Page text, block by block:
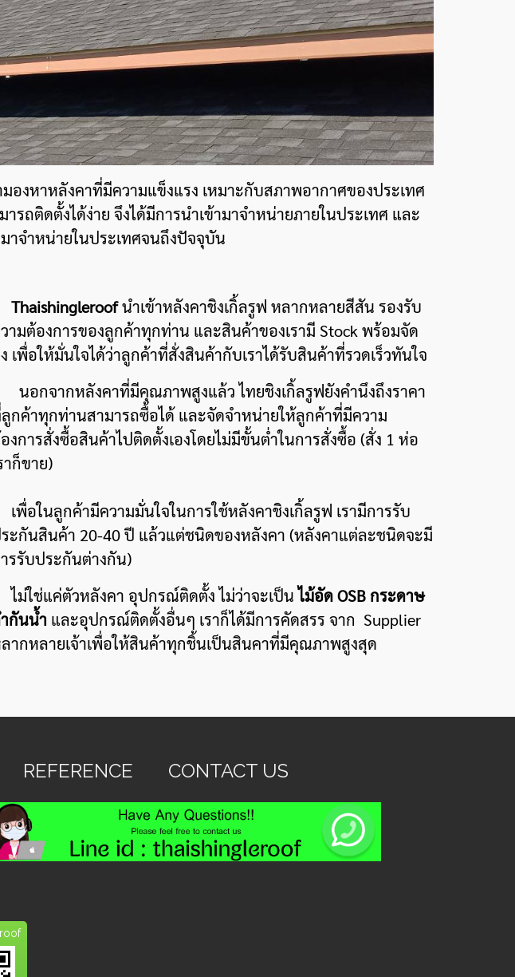
งหาหลังคาที่มีความแข็งแรง เหมาะกับสภาพอากาศของประเทศ
ถติดตั้งได้ง่าย จึงได้มีการนำเข้ามาจำหน่ายภายในประเทศ และ
าจำหน่ายในประเทศจนถึงปัจจุบัน
Thaishingleroofนำเข้าหลังคาชิงเกิ้ลรูฟ หลากหลายสีสัน รองรับ
ามต้องการของลูกค้าทุกท่าน และสินค้าของเรามี Stock พร้อมจัด
เพื่อให้มั่นใจได้ว่าลูกค้าที่สั่งสินค้ากับเราได้รับสินค้าที่รวดเร็วทันใจ
นอกจากหลังคาที่มีคุณภาพสูงแล้ว ไทยชิงเกิ้ลรูฟยังคำนึงถึงราคา
กค้าทุกท่านสามารถซื้อได้ และจัดจำหน่ายให้ลูกค้าที่มีความ
งการสั่งซื้อสินค้าไปติดตั้งเองโดยไม่มีขั้นต่ำในการสั่งซื้อ (สั่ง 1 ห่อ
าก็ขาย)
เพื่อในลูกค้ามีความมั่นใจในการใช้หลังคาชิงเกิ้ลรูฟ เรามีการรับ
ะกันสินค้า 20-40 ปี แล้วแต่ชนิดของหลังคา (หลังคาแต่ละชนิดจะมี
รรับประกันต่างกัน)
ไม่ใช่แค่ตัวหลังคา อุปกรณ์ติดตั้ง ไม่ว่าจะเป็นไม้อัด OSB กระดาษ
กันน้ำ และอุปกรณ์ติดตั้งอื่นๆ เราก็ได้มีการคัดสรร จาก Supplier
ากหลายเจ้าเพื่อให้สินค้าทุกชิ้นเป็นสินคาที่มีคุณภาพสูงสุด
REFERENCE CONTACT US